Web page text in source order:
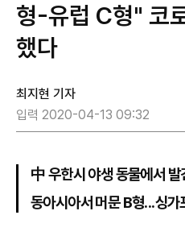
형-유럽 C형" 코
했다
최지현 기자
입력 2020-04-13 09:32
中 우한시 야생 동물에서
동아시아서 머문 B형...싱